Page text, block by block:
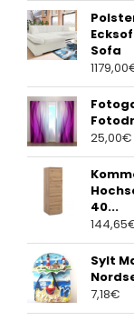
Sofa
1179,00
25,00€
40...
144,65
Sylt
7,18€